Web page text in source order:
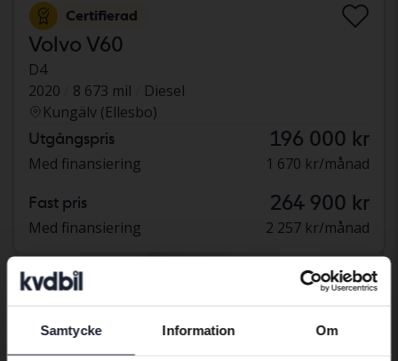
Samtycke Information Om
Certifierad
Volvo V60
D4
2020
8 673 mil
Diesel
Kungälv (Ellesbo)
Utgångspris 196 000 kr
Med finansiering 1 670 kr/månad
Fast pris 264 900 kr
Med finansiering 2 257 kr/månad
aug 14
Preferred language